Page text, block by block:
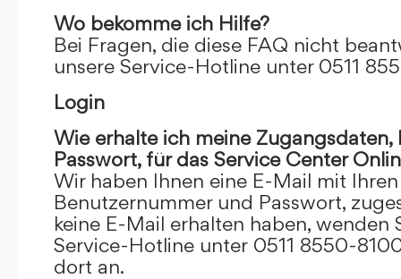
Wo bekomme ich Hilfe?
Bei Fragen, die diese FAQ nicht
unsere Service-Hotline unter 0511
Login
Wie erhalte ich meine
Passwort, für das Service Center
Wir haben Ihnen eine E-Mail mit
Benutzernummer und Passwort,
keine E-Mail erhalten haben, wenden
Service-Hotline unter 0511 8550-
dort an.